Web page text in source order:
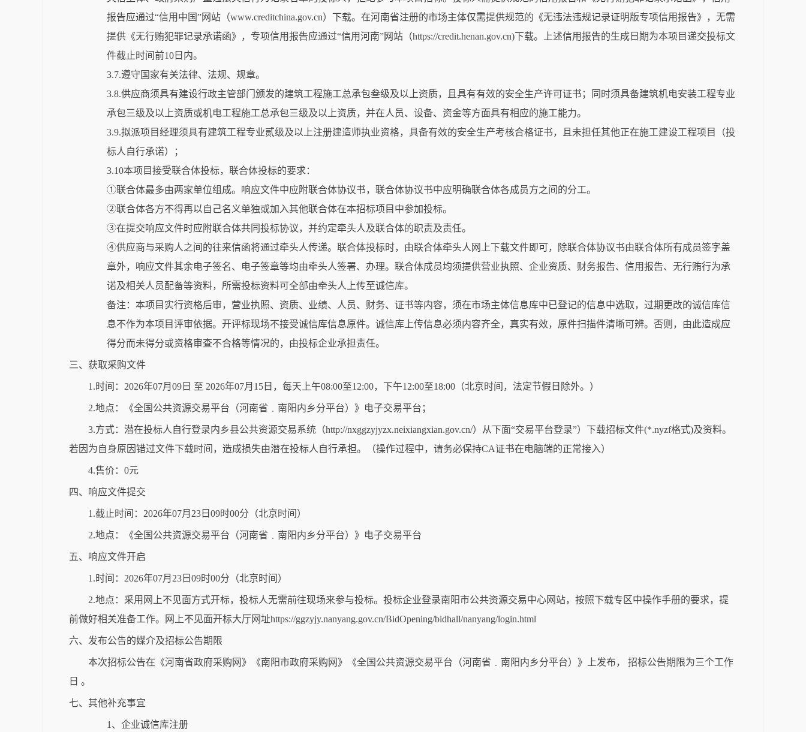
报告应通过“信用中国”网站（www.creditchina.gov.cn）下载。在河南省注册的市场主体仅需提供规范的《无违法违规记录证明版专项信用报告》，无需
提供《无行贿犯罪记录承诺函》，专项信用报告应通过“信用河南”网站（https://credit.henan.gov.cn)下载。上述信用报告的生成日期为本项目递交投标文
件截止时间前10日内。
3.7.遵守国家有关法律、法规、规章。
3.8.供应商须具有建设行政主管部门颁发的建筑工程施工总承包叁级及以上资质，且具有有效的安全生产许可证书；同时须具备建筑机电安装工程专业
承包三级及以上资质或机电工程施工总承包三级及以上资质，并在人员、设备、资金等方面具有相应的施工能力。
3.9.拟派项目经理须具有建筑工程专业贰级及以上注册建造师执业资格，具备有效的安全生产考核合格证书，且未担任其他正在施工建设工程项目（投
标人自行承诺）；
3.10本项目接受联合体投标，联合体投标的要求：
①联合体最多由两家单位组成。响应文件中应附联合体协议书，联合体协议书中应明确联合体各成员方之间的分工。
②联合体各方不得再以自己名义单独或加入其他联合体在本招标项目中参加投标。
③在提交响应文件时应附联合体共同投标协议，并约定牵头人及联合体的职责及责任。
④供应商与采购人之间的往来信函将通过牵头人传递。联合体投标时，由联合体牵头人网上下载文件即可，除联合体协议书由联合体所有成员签字盖
章外，响应文件其余电子签名、电子签章等均由牵头人签署、办理。联合体成员均须提供营业执照、企业资质、财务报告、信用报告、无行贿行为承
诺及相关人员配备等资料，所需投标资料可全部由牵头人上传至诚信库。
备注：本项目实行资格后审，营业执照、资质、业绩、人员、财务、证书等内容，须在市场主体信息库中已登记的信息中选取，过期更改的诚信库信
息不作为本项目评审依据。开评标现场不接受诚信库信息原件。诚信库上传信息必须内容齐全，真实有效，原件扫描件清晰可辨。否则，由此造成应
得分而未得分或资格审查不合格等情况的，由投标企业承担责任。
三、获取采购文件
1.时间：2026年07月09日 至 2026年07月15日，每天上午08:00至12:00，下午12:00至18:00（北京时间，法定节假日除外。）
2.地点：《全国公共资源交易平台（河南省﹒南阳内乡分平台）》电子交易平台；
3.方式：潜在投标人自行登录内乡县公共资源交易系统（http://nxggzyjyzx.neixiangxian.gov.cn/）从下面“交易平台登录”）下载招标文件(*.nyzf格式)及资料。
若因为自身原因错过文件下载时间，造成损失由潜在投标人自行承担。（操作过程中，请务必保持CA证书在电脑端的正常接入）
4.售价：0元
四、响应文件提交
1.截止时间：2026年07月23日09时00分（北京时间）
2.地点：《全国公共资源交易平台（河南省﹒南阳内乡分平台）》电子交易平台
五、响应文件开启
1.时间：2026年07月23日09时00分（北京时间）
2.地点：采用网上不见面方式开标，投标人无需前往现场来参与投标。投标企业登录南阳市公共资源交易中心网站，按照下载专区中操作手册的要求，提
前做好相关准备工作。网上不见面开标大厅网址https://ggzyjy.nanyang.gov.cn/BidOpening/bidhall/nanyang/login.html
六、发布公告的媒介及招标公告期限
本次招标公告在《河南省政府采购网》《南阳市政府采购网》《全国公共资源交易平台（河南省﹒南阳内乡分平台）》上发布， 招标公告期限为三个工作
日 。
七、其他补充事宜
1、企业诚信库注册